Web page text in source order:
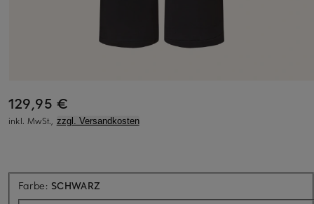
129,95 €
inkl. MwSt., zzgl. Versandkosten
Farbe: SCHWARZ